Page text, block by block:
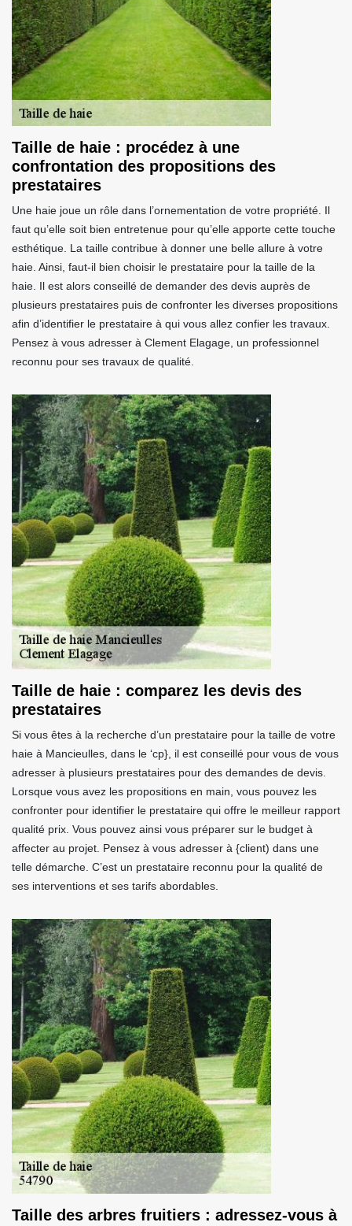
Taille de haie : procédez à une
confrontation des propositions des
prestataires
Une haie joue un rôle dans l’ornementation de votre propriété. Il
faut qu’elle soit bien entretenue pour qu’elle apporte cette touche
esthétique. La taille contribue à donner une belle allure à votre
haie. Ainsi, faut-il bien choisir le prestataire pour la taille de la
haie. Il est alors conseillé de demander des devis auprès de
plusieurs prestataires puis de confronter les diverses propositions
afin d’identifier le prestataire à qui vous allez confier les travaux.
Pensez à vous adresser à Clement Elagage, un professionnel
reconnu pour ses travaux de qualité.
Taille de haie : comparez les devis des
prestataires
Si vous êtes à la recherche d’un prestataire pour la taille de votre
haie à Mancieulles, dans le ‘cp}, il est conseillé pour vous de vous
adresser à plusieurs prestataires pour des demandes de devis.
Lorsque vous avez les propositions en main, vous pouvez les
confronter pour identifier le prestataire qui offre le meilleur rapport
qualité prix. Vous pouvez ainsi vous préparer sur le budget à
affecter au projet. Pensez à vous adresser à {client) dans une
telle démarche. C’est un prestataire reconnu pour la qualité de
ses interventions et ses tarifs abordables.
Taille des arbres fruitiers : adressez-vous à